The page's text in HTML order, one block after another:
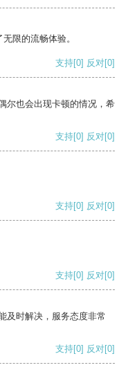
限的流畅体验。
支持[0] 反对[0]
尔也会出现卡顿的情况，希
支持[0] 反对[0]
支持[0] 反对[0]
支持[0] 反对[0]
及时解决，服务态度非常
支持[0] 反对[0]